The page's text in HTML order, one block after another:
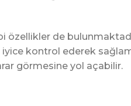
özellikler de
kontrol ederek
görmesine yol açabilir.